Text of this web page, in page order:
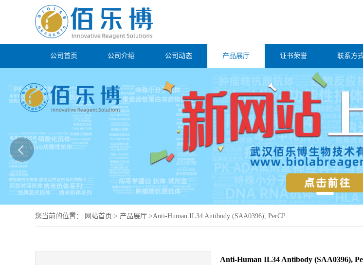
公司首页 公司介绍 公司动态 产品展厅 证书荣誉 联系方
您当前的位置： 网站首页 > 产品展厅 >Anti-Human IL34 Antibody (SAA0396), PerCP
Anti-Human IL34 Antibody (SAA0396),